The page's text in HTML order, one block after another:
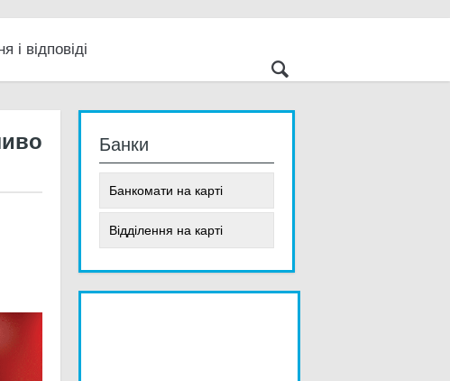
Різнесвіт
і відповіді
Банки
Банкомати на карті
Відділення на карті